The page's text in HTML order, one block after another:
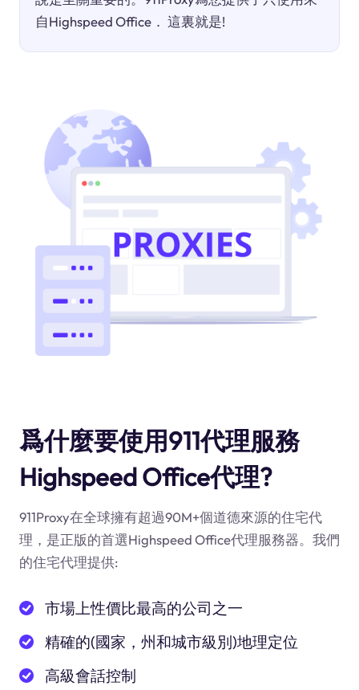
自Highspeed Office． 這裏就是!
爲什麼要使用911代理服務
Highspeed Office代理?
911Proxy在全球擁有超過90M+個道德來源的住宅代
理，是正版的首選Highspeed Office代理服務器。我們
的住宅代理提供:
市場上性價比最高的公司之一
精確的(國家，州和城市級別)地理定位
高級會話控制